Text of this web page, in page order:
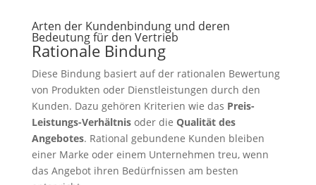
Arten der Kundenbindung und deren
Bedeutung für den Vertrieb
Rationale Bindung
Diese Bindung basiert auf der rationalen Bewertung
von Produkten oder Dienstleistungen durch den
Kunden. Dazu gehören Kriterien wie das Preis-
Leistungs-Verhältnisoder die Qualität des
Angebotes. Rational gebundene Kunden bleiben
einer Marke oder einem Unternehmen treu, wenn
das Angebot ihren Bedürfnissen am besten